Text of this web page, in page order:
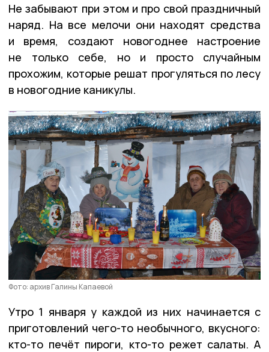
Не забывают при этом и про свой праздничный
наряд. На все мелочи они находят средства
и время, создают новогоднее настроение
не только себе, но и просто случайным
прохожим, которые решат прогуляться по лесу
в новогодние каникулы.
Фото: архив Галины Капаевой
Утро 1 января у каждой из них начинается с
приготовлений чего-то необычного, вкусного:
кто-то печёт пироги, кто-то режет салаты. А